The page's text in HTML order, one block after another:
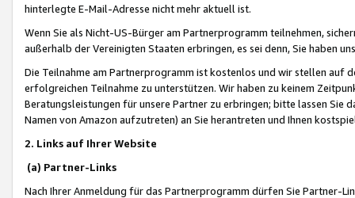
hinterlegte E-Mail-Adresse nicht mehr aktuell ist.
Wenn Sie als Nicht-US-Bürger am Partnerprogramm teilnehmen,
außerhalb der Vereinigten Staaten erbringen, es sei denn, Sie haben
Die Teilnahme am Partnerprogramm ist kostenlos und wir stellen auf
erfolgreichen Teilnahme zu unterstützen. Wir haben zu keinem
Beratungsleistungen für unsere Partner zu erbringen; bitte lassen Sie
Namen von Amazon aufzutreten) an Sie herantreten und Ihnen
2. Links auf Ihrer Website
(a) Partner-Links
Nach Ihrer Anmeldung für das Partnerprogramm dürfen Sie Partner-